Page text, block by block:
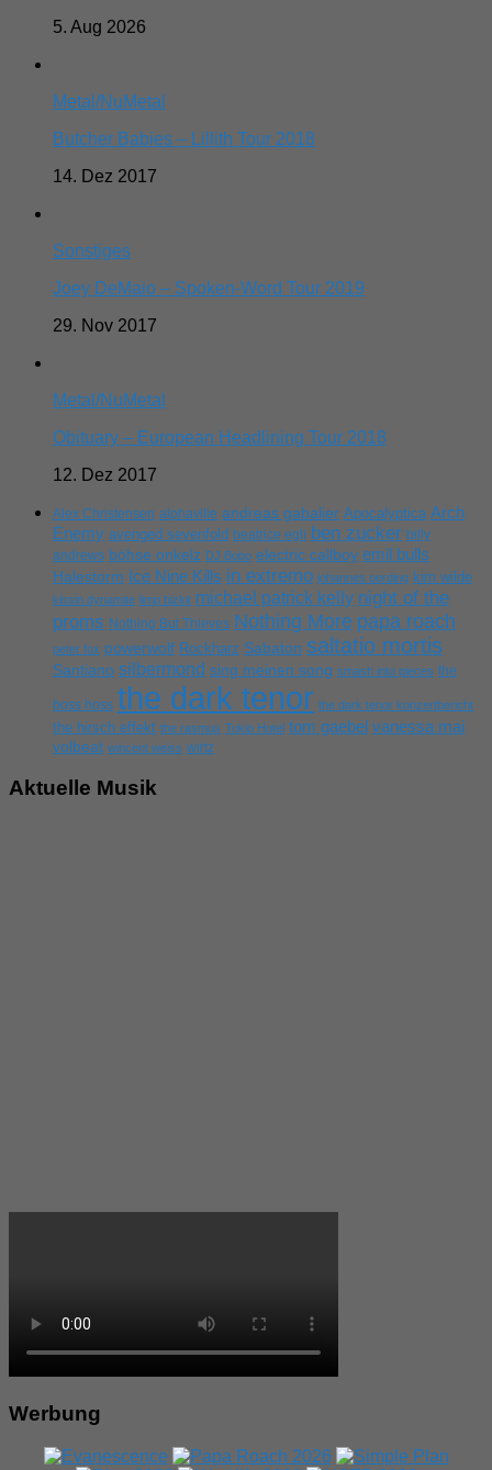
5. Aug 2026
Metal/NuMetal
Butcher Babies – Lillith Tour 2018
14. Dez 2017
Sonstiges
Joey DeMaio – Spoken-Word Tour 2019
29. Nov 2017
Metal/NuMetal
Obituary – European Headlining Tour 2018
12. Dez 2017
Alex Christensen alphaville andreas gabalier Apocalyptica Arch
Enemy avenged sevenfold beatrice egli ben zucker billy
andrews böhse onkelz DJ Bobo electric callboy emil bulls
Halestorm Ice Nine Kills in extremo johannes oerding kim wilde
kissin dynamite limp bizkit michael patrick kelly night of the
proms Nothing But Thieves Nothing More papa roach
peter fox powerwolf Rockharz Sabaton saltatio mortis
Santiano silbermond sing meinen song smash into pieces the
boss hoss the dark tenor the dark tenor konzertbericht
the hirsch effekt the rasmus Tokio Hotel tom gaebel vanessa mai
volbeat wincent weiss wirtz
Aktuelle Musik
Werbung